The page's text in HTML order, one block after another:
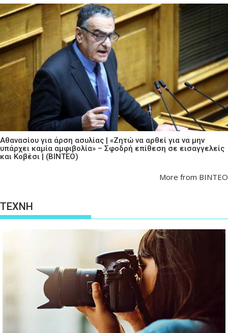
Αθανασίου για άρση ασυλίας | «Ζητώ να αρθεί για να μην
υπάρχει καμία αμφιβολία» – Σφοδρή επίθεση σε εισαγγελείς
και Κοβέσι | (ΒΙΝΤΕΟ)
More from ΒΙΝΤΕΟ
ΤΕΧΝΗ